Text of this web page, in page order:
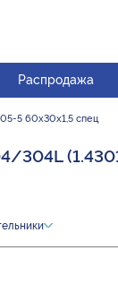
Распродажа
5 60х30х1,5 спец
304L